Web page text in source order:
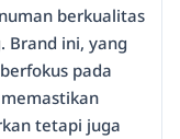
berkualitas
Brand ini, yang
pada
tetapi juga